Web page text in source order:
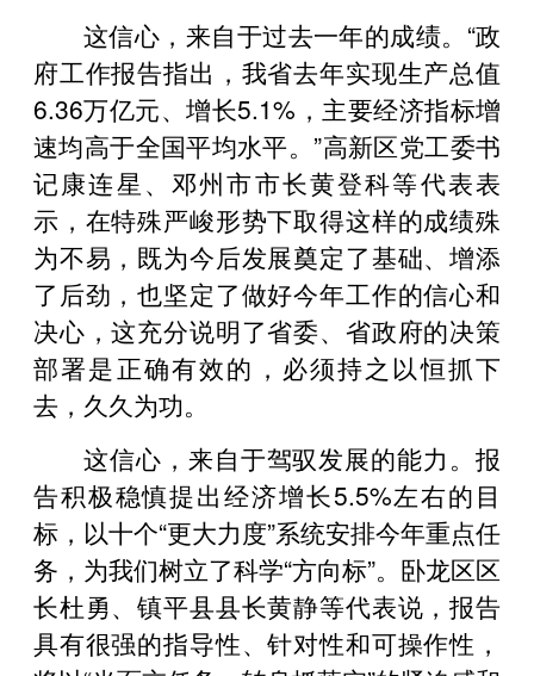
这信心，来自于过去一年的成绩。“政
府工作报告指出，我省去年实现生产总值
6.36万亿元、增长5.1%，主要经济指标增
速均高于全国平均水平。”高新区党工委书
记康连星、邓州市市长黄登科等代表表
示，在特殊严峻形势下取得这样的成绩殊
为不易，既为今后发展奠定了基础、增添
了后劲，也坚定了做好今年工作的信心和
决心，这充分说明了省委、省政府的决策
部署是正确有效的，必须持之以恒抓下
去，久久为功。
这信心，来自于驾驭发展的能力。报
告积极稳慎提出经济增长5.5%左右的目
标，以十个“更大力度”系统安排今年重点任
务，为我们树立了科学“方向标”。卧龙区区
长杜勇、镇平县县长黄静等代表说，报告
具有很强的指导性、针对性和可操作性，